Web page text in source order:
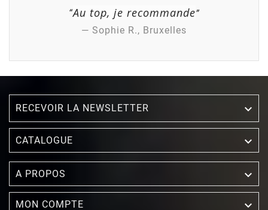
(1 avis)
“Au top, je recommande”
— Sophie R., Bruxelles
RECEVOIR LA NEWSLETTER 
CATALOGUE 
A PROPOS 
MON COMPTE 